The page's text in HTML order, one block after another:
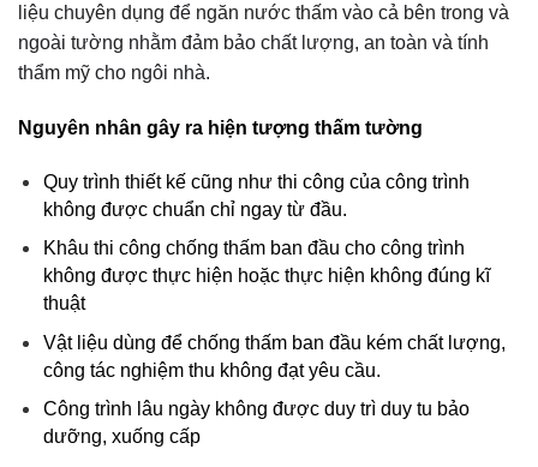
liệu chuyên dụng để ngăn nước thấm vào cả bên trong và
ngoài tường nhằm đảm bảo chất lượng, an toàn và tính
thẩm mỹ cho ngôi nhà.
Nguyên nhân gây ra hiện tượng thấm tường
Quy trình thiết kế cũng như thi công của công trình
không được chuẩn chỉ ngay từ đầu.
Khâu thi công chống thấm ban đầu cho công trình
không được thực hiện hoặc thực hiện không đúng kĩ
thuật
Vật liệu dùng để chống thấm ban đầu kém chất lượng,
công tác nghiệm thu không đạt yêu cầu.
Công trình lâu ngày không được duy trì duy tu bảo
dưỡng, xuống cấp